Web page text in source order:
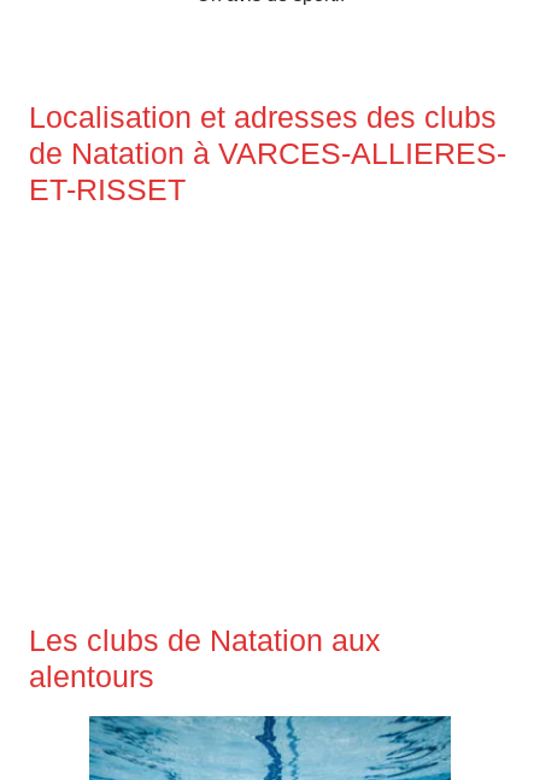
Localisation et adresses des clubs
de Natation à VARCES-ALLIERES-
ET-RISSET
Les clubs de Natation aux
alentours